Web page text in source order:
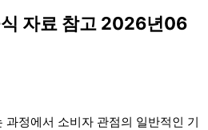
자료 참고 2026년06
과정에서 소비자 관점의 일반적인 기